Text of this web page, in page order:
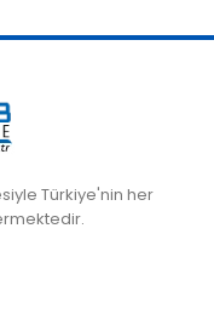
Türkiye'nin her